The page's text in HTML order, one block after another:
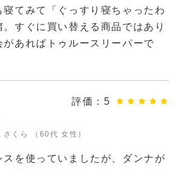
寝てみて「ぐっすり寝ちゃったわ
すぐに買い替える商品ではあり
があればトゥルースリーパーで
評価： 5
くら （60代 女性）
を使っていましたが、ダンナが